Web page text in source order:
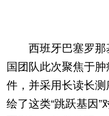
西班牙巴塞罗那
国团队此次聚焦于
件，并采用长读长
绘了这类“跳跃基因